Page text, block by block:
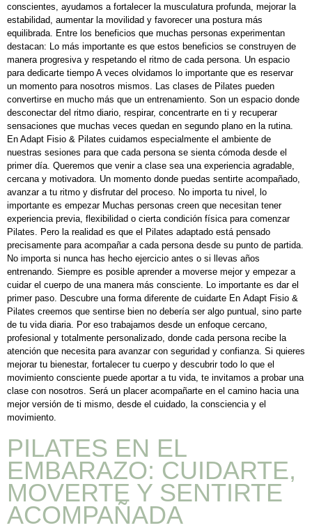
conscientes, ayudamos a fortalecer la musculatura profunda, mejorar la
estabilidad, aumentar la movilidad y favorecer una postura más
equilibrada. Entre los beneficios que muchas personas experimentan
destacan: Lo más importante es que estos beneficios se construyen de
manera progresiva y respetando el ritmo de cada persona. Un espacio
para dedicarte tiempo A veces olvidamos lo importante que es reservar
un momento para nosotros mismos. Las clases de Pilates pueden
convertirse en mucho más que un entrenamiento. Son un espacio donde
desconectar del ritmo diario, respirar, concentrarte en ti y recuperar
sensaciones que muchas veces quedan en segundo plano en la rutina.
En Adapt Fisio & Pilates cuidamos especialmente el ambiente de
nuestras sesiones para que cada persona se sienta cómoda desde el
primer día. Queremos que venir a clase sea una experiencia agradable,
cercana y motivadora. Un momento donde puedas sentirte acompañado,
avanzar a tu ritmo y disfrutar del proceso. No importa tu nivel, lo
importante es empezar Muchas personas creen que necesitan tener
experiencia previa, flexibilidad o cierta condición física para comenzar
Pilates. Pero la realidad es que el Pilates adaptado está pensado
precisamente para acompañar a cada persona desde su punto de partida.
No importa si nunca has hecho ejercicio antes o si llevas años
entrenando. Siempre es posible aprender a moverse mejor y empezar a
cuidar el cuerpo de una manera más consciente. Lo importante es dar el
primer paso. Descubre una forma diferente de cuidarte En Adapt Fisio &
Pilates creemos que sentirse bien no debería ser algo puntual, sino parte
de tu vida diaria. Por eso trabajamos desde un enfoque cercano,
profesional y totalmente personalizado, donde cada persona recibe la
atención que necesita para avanzar con seguridad y confianza. Si quieres
mejorar tu bienestar, fortalecer tu cuerpo y descubrir todo lo que el
movimiento consciente puede aportar a tu vida, te invitamos a probar una
clase con nosotros. Será un placer acompañarte en el camino hacia una
mejor versión de ti mismo, desde el cuidado, la consciencia y el
movimiento.
PILATES EN EL
EMBARAZO: CUIDARTE,
MOVERTE Y SENTIRTE
ACOMPAÑADA